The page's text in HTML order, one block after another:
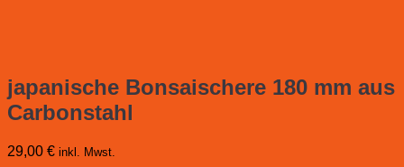
japanische Bonsaischere 180 mm aus
Carbonstahl
29,00 € inkl. Mwst.